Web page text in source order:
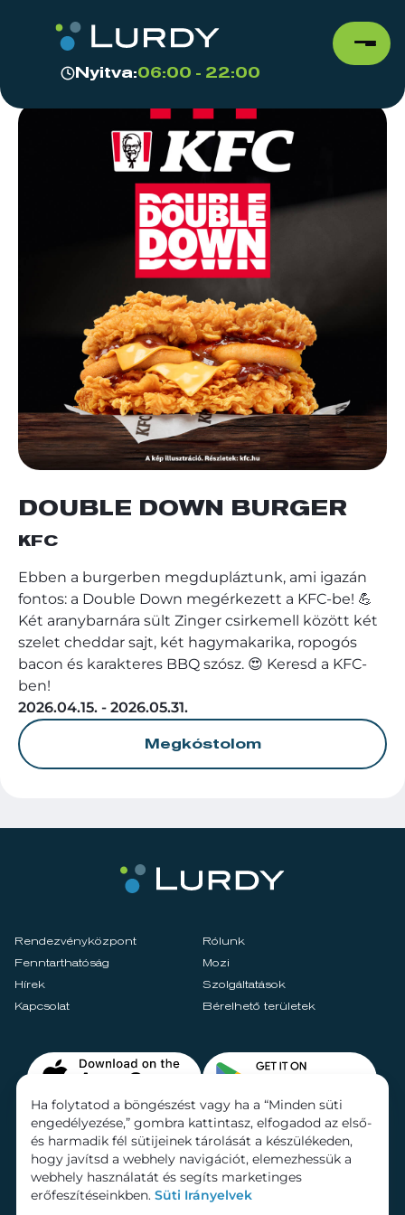
Nyitva:06:00 - 22:00
DOUBLE DOWN BURGER
KFC
Ebben a burgerben megdupláztunk, ami igazán
fontos: a Double Down megérkezett a KFC-be! 💪
Két aranybarnára sült Zinger csirkemell között két
szelet cheddar sajt, két hagymakarika, ropogós
bacon és karakteres BBQ szósz. 😍 Keresd a KFC-
ben!
2026.04.15. - 2026.05.31.
Megkóstolom
Rendezvényközpont
Rólunk
Fenntarthatóság
Mozi
Hírek
Szolgáltatások
Kapcsolat
Bérelhető területek
Ha folytatod a böngészést vagy ha a “Minden süti
engedélyezése,” gombra kattintasz, elfogadod az első-
és harmadik fél sütijeinek tárolását a készülékeden,
hogy javítsd a webhely navigációt, elemezhessük a
webhely használatát és segíts marketinges
erőfeszítéseinkben. Süti Irányelvek